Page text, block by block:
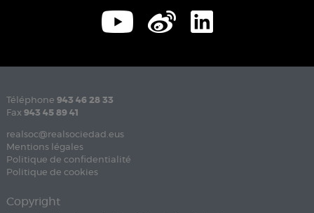
Téléphone 943 46 28 33
Fax 943 45 89 41
realsoc@realsociedad.eus
Mentions légales
Politique de confidentialité
Politique de cookies
Copyright